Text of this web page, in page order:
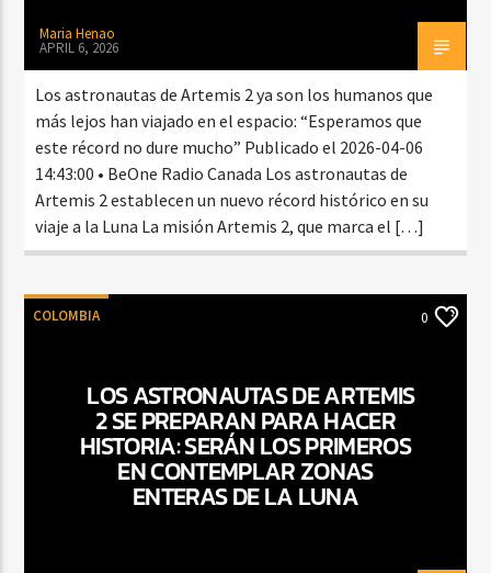
Maria Henao
APRIL 6, 2026
Los astronautas de Artemis 2 ya son los humanos que
más lejos han viajado en el espacio: “Esperamos que
este récord no dure mucho” Publicado el 2026-04-06
14:43:00 • BeOne Radio Canada Los astronautas de
Artemis 2 establecen un nuevo récord histórico en su
viaje a la Luna La misión Artemis 2, que marca el […]
COLOMBIA 0
LOS ASTRONAUTAS DE ARTEMIS
2 SE PREPARAN PARA HACER
HISTORIA: SERÁN LOS PRIMEROS
EN CONTEMPLAR ZONAS
ENTERAS DE LA LUNA